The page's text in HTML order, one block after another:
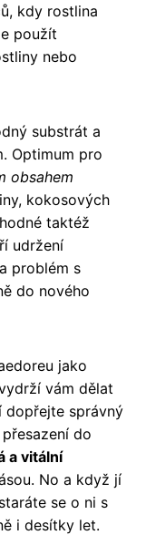
kdy rostlina
použít
nebo
substrát a
Optimum pro
obsahem
kokosových
taktéž
udržení
problém s
do nového
jako
vám dělat
dopřejte správný
do
a vitální
No a když jí
se o ni s
i desítky let.